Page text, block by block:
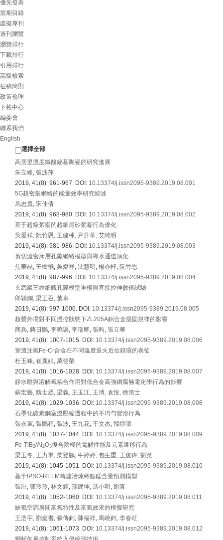
優先發表
當期目錄
虛擬專刊
過刊瀏覽
瀏覽排行
下載排行
引用排行
高級檢索
征稿簡則
政策倫理
下載中心
編委會
聯系我們
English
選擇全部
高居里溫度鐵酸鉍基陶瓷的研究進展
朱立峰, 張波萍
2019, 41(8): 961-967. DOI: 10.13374/j.issn2095-9389.2019.08.001
5G超密集網絡的能量效率研究綜述
馬忠貴, 宋佳倩
2019, 41(8): 968-980. DOI: 10.13374/j.issn2095-9389.2019.08.002
基于超級絮凝的超細尾砂絮凝行為優化
吳愛祥, 阮竹恩, 王建棟, 尹升華, 艾純明
2019, 41(8): 981-986. DOI: 10.13374/j.issn2095-9389.2019.08.003
剪切濃密床層孔隙網絡模型與導水通道演化
焦華喆, 王樹飛, 吳愛祥, 沈慧明 , 楊亦軒, 阮竹恩
2019, 41(8): 987-996. DOI: 10.13374/j.issn2095-9389.2019.08.004
玄武巖三維細觀孔隙模型重構與直接拉伸數值試驗
郎穎嫻, 梁正召, 董卓
2019, 41(8): 997-1006. DOI: 10.13374/j.issn2095-9389.2019.08.005
超聲外場對不同溫控狀態下ZL205A鋁合金凝固規律的影響
商兵, 蔣日鵬, 李曉謙, 李瑞卿, 張昀, 張立華
2019, 41(8): 1007-1015. DOI: 10.13374/j.issn2095-9389.2019.08.006
室溫注氫Fe-Cr合金在不同溫度退火后位錯環的表征
杜玉峰, 崔麗娟, 萬發榮
2019, 41(8): 1016-1028. DOI: 10.13374/j.issn2095-9389.2019.08.007
靜水壓與溶解氧耦合作用對低合金高強鋼腐蝕電化學行為的影響
蘇宏藝, 魏世丞, 梁義, 王玉江, 王博, 袁悅, 徐濱士
2019, 41(8): 1029-1036. DOI: 10.13374/j.issn2095-9389.2019.08.008
石墨化碳素鋼室溫壓縮過程中的不均勻變形行為
張永軍, 張鵬程, 張波, 王九花, 于文杰, 韓靜濤
2019, 41(8): 1037-1044. DOI: 10.13374/j.issn2095-9389.2019.08.009
Fe-TiB2/Al 2O3復合陰極的電解性能及元素遷移行為
梁玉冬, 王力軍, 柴登鵬, 牛婷婷, 包生重, 王俊偉, 劉英
2019, 41(8): 1045-1051. DOI: 10.13374/j.issn2095-9389.2019.08.010
基于IPSO-RELM轉爐冶煉終點錳含量預測模型
張壯, 曹玲玲, 林文輝, 孫建坤, 馮小明 , 劉青
2019, 41(8): 1052-1060. DOI: 10.13374/j.issn2095-9389.2019.08.011
缺氧空調房間富氧特性及富氧效果的模擬研究
王浩宇, 劉應書, 張傳釗 , 陳福祥, 馬曉鈞, 李春旺
2019, 41(8): 1061-1073. DOI: 10.13374/j.issn2095-9389.2019.08.012